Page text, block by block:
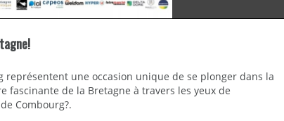
représentent une occasion unique de se plonger dans la
fascinante de la Bretagne à travers les yeux de
Combourg?.